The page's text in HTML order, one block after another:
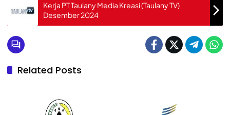
Kerja PT Taulany Media Kreasi (Taulany TV)
Desember 2024
Related Posts